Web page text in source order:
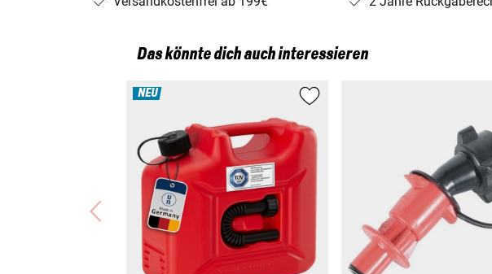
Das könnte dich auch interessieren
NEU